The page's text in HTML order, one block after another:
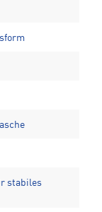
stabiles